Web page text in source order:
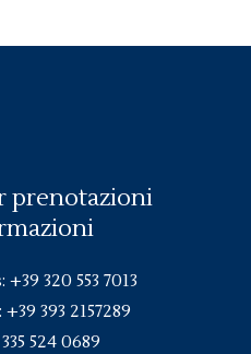
prenotazioni
:+39 320 553 7013
+39 393 2157289
524 0689